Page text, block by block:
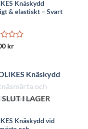
Knäskydd
& elastiskt – Svart
kr
SLUT I LAGER
Knäskydd vid